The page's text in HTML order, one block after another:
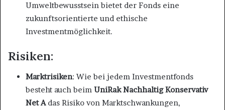
Umweltbewusstsein bietet der Fonds eine
zukunftsorientierte und ethische
Investmentmöglichkeit.
Risiken:
Marktrisiken: Wie bei jedem Investmentfonds
besteht auch beim UniRak Nachhaltig Konservativ
Net Adas Risiko von Marktschwankungen,